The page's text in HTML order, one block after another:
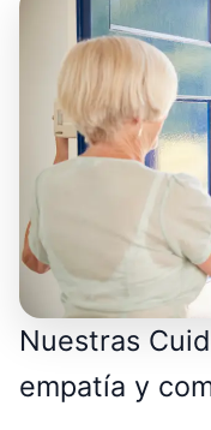
Nuestras
empatía y